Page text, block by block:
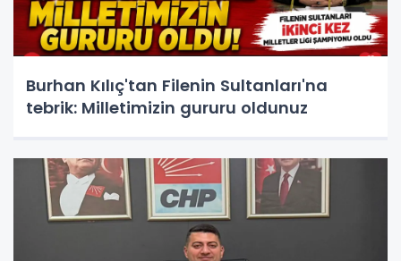
Burhan Kılıç'tan Filenin Sultanları'na
tebrik: Milletimizin gururu oldunuz